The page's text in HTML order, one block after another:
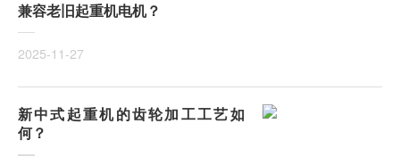
兼容老旧起重机电机？
2025-11-27
新中式起重机的齿轮加工工艺如
何？